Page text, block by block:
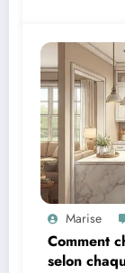
Marise
Comment
selon